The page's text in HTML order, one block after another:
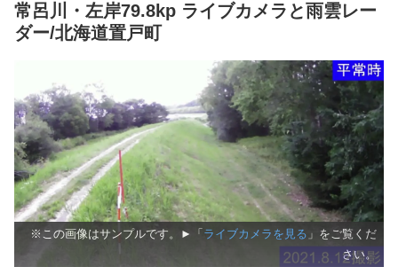
常呂川・左岸79.8kp ライブカメラと雨雲レー
ダー/北海道置戸町
※この画像はサンプルです。►「 ライブカメラを見る 」をご覧くだ
さい。